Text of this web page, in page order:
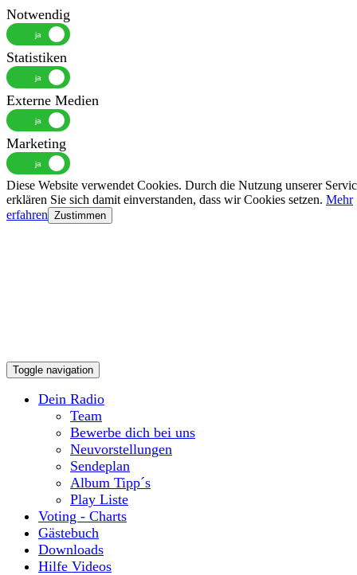
Notwendig
Statistiken
Externe Medien
Marketing
Diese Website verwendet Cookies. Durch die Nutzung unserer
erklären Sie sich damit einverstanden, dass wir Cookies setzen. Mehr
erfahren Zustimmen
Toggle navigation
Dein Radio
Team
Bewerbe dich bei uns
Neuvorstellungen
Sendeplan
Album Tipp´s
Play Liste
Voting - Charts
Gästebuch
Downloads
Hilfe Videos